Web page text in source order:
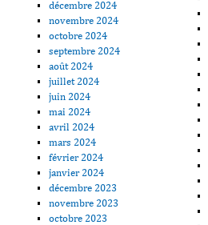
décembre 2024
novembre 2024
octobre 2024
septembre 2024
août 2024
juillet 2024
juin 2024
mai 2024
avril 2024
mars 2024
février 2024
janvier 2024
décembre 2023
novembre 2023
octobre 2023